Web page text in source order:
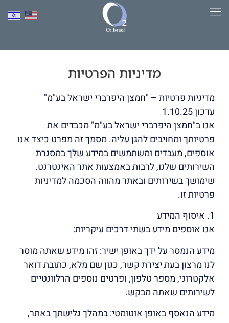
לתוכן
מדיניות הפרטיות
מדיניות פרטיות – "חמצן היפרברי ישראל בע"מ"
עדכון 1.10.25
אנו ב"חמצן היפרברי ישראל בע"מ" מכבדים את
פרטיותך ומחויבים להגן עליה. מסמך זה מפרט כיצד אנו
אוספים, מעבדים ומשתמשים במידע שלך במסגרת
השירותים שלנו, לרבות באמצעות אתר האינטרנט.
שימושך בשירותים ובאתר מהווה הסכמה למדיניות
פרטיות זו.
1. איסוף המידע
אנו אוספים מידע בשתי דרכים עיקריות:
מידע הנמסר על ידך באופן ישיר: זהו מידע שאתה מוסר
לנו מרצון בעת יצירת קשר, כגון שם מלא, כתובת דואר
אלקטרוני, מספר טלפון, ופרטים נוספים הרלוונטיים
לשירותים שאתה מבקש.
מידע הנאסף באופן אוטומטי: במהלך גלישתך באתר,